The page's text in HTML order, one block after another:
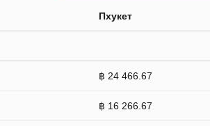
Пхукет
฿ 24 466.67
฿ 16 266.67